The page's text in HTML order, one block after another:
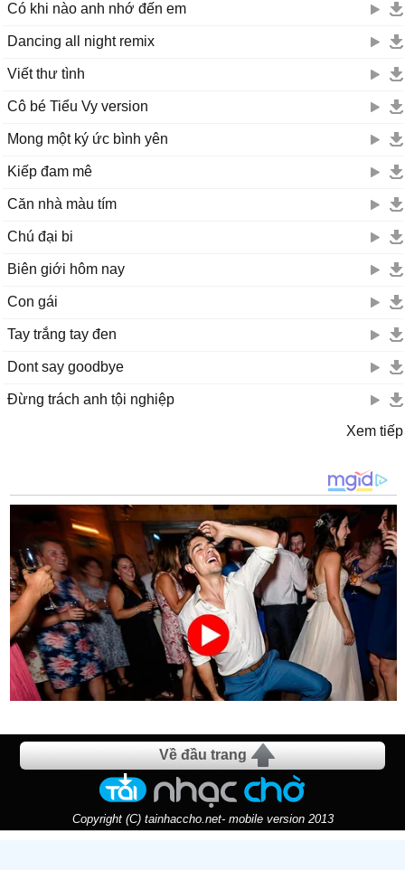
Có khi nào anh nhớ đến em
Dancing all night remix
Viết thư tình
Cô bé Tiểu Vy version
Mong một ký ức bình yên
Kiếp đam mê
Căn nhà màu tím
Chú đại bi
Biên giới hôm nay
Con gái
Tay trắng tay đen
Dont say goodbye
Đừng trách anh tội nghiệp
Xem tiếp
Về đầu trang
Copyright (C) tainhaccho.net- mobile version 2013